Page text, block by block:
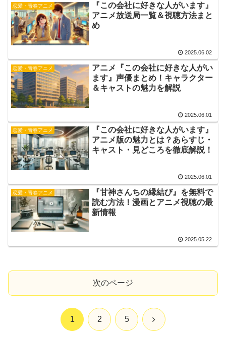
恋愛・青春アニメ
『この会社に好きな人がいます』
アニメ放送局一覧＆視聴方法まと
め
2025.06.02
恋愛・青春アニメ
アニメ『この会社に好きな人がい
ます』声優まとめ！キャラクター
＆キャストの魅力を解説
2025.06.01
恋愛・青春アニメ
『この会社に好きな人がいます』
アニメ版の魅力とは？あらすじ・
キャスト・見どころを徹底解説！
2025.06.01
恋愛・青春アニメ
『甘神さんちの縁結び』を無料で
読む方法！漫画とアニメ視聴の最
新情報
2025.05.22
次のページ
1 2 5 次